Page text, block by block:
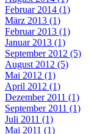
Februar 2014 (1)
März 2013 (1)
Februar 2013 (1)
Januar 2013 (1)
September 2012 (5)
August 2012 (5)
Mai 2012 (1)
April 2012 (1)
Dezember 2011 (1)
September 2011 (1)
Juli 2011 (1)
Mai 2011 (1)